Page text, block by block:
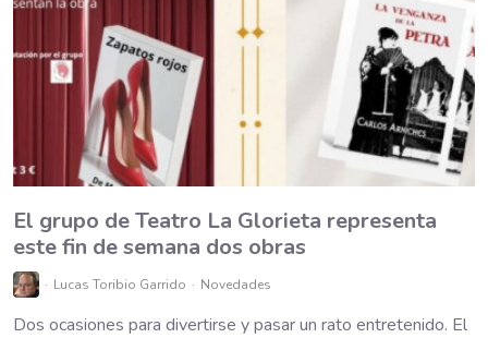
El grupo de Teatro La Glorieta representa
este fin de semana dos obras
Lucas Toribio Garrido Novedades
Dos ocasiones para divertirse y pasar un rato entretenido. El